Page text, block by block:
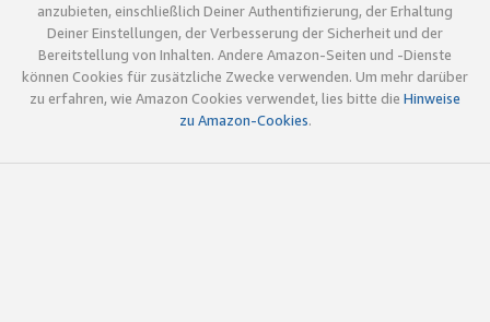
anzubieten, einschließlich Deiner Authentifizierung, der Erhaltung
Deiner Einstellungen, der Verbesserung der Sicherheit und der
Bereitstellung von Inhalten. Andere Amazon-Seiten und -Dienste
können Cookies für zusätzliche Zwecke verwenden. Um mehr darüber
zu erfahren, wie Amazon Cookies verwendet, lies bitte die Hinweise
zu Amazon-Cookies.